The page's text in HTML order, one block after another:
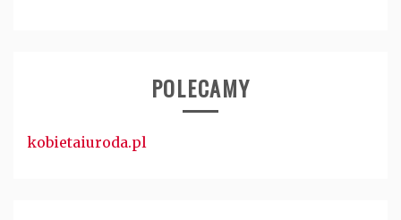
POLECAMY
kobietaiuroda.pl